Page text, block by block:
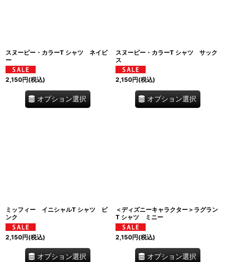
スヌーピー・カラーT シャツ ネイビ
ー
2,150円(税込)
オプション選択
スヌーピー・カラーT シャツ サック
ス
2,150円(税込)
オプション選択
ミッフィー イニシャルT シャツ ピ
ンク
2,150円(税込)
オプション選択
＜ディズニーキャラクター＞ラグラン
T シャツ ミニー
2,150円(税込)
オプション選択